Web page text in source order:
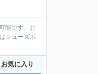
能です。お
シューズボ
お気に入り